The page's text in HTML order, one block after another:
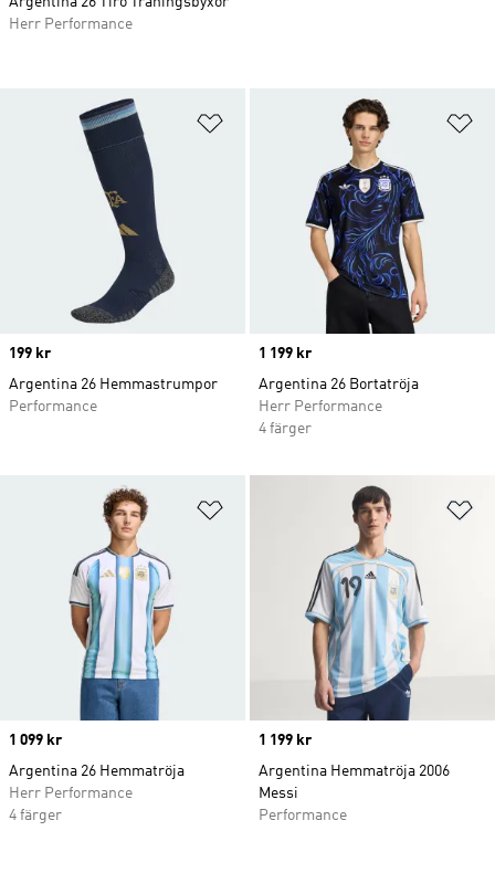
Lägg till på önskelistan
Price
199 kr
Argentina 26 Hemmastrumpor
Performance
Price
1 199 kr
Argentina 26 Bortatröja
Herr Performance
4 färger
Lägg till på önskelistan
Price
1 099 kr
Argentina 26 Hemmatröja
Herr Performance
4 färger
Price
1 199 kr
Argentina Hemmatröja 2006
Messi
Performance
Herr Performance